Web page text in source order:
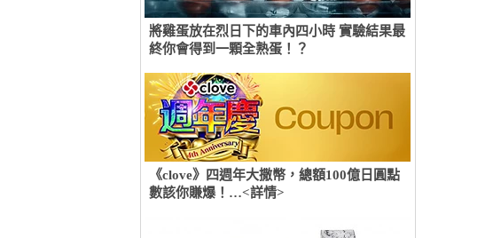
將雞蛋放在烈日下的車內四小時 實驗結果最
終你會得到一顆全熟蛋！？
《clove》四週年大撒幣，總額100億日圓點
數該你賺爆！…<詳情>